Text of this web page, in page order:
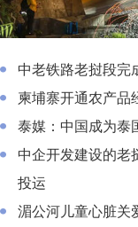
中老铁路老挝段完
柬埔寨开通农产品
泰媒：中国成为泰
中企开发建设的老
投运
湄公河儿童心脏关